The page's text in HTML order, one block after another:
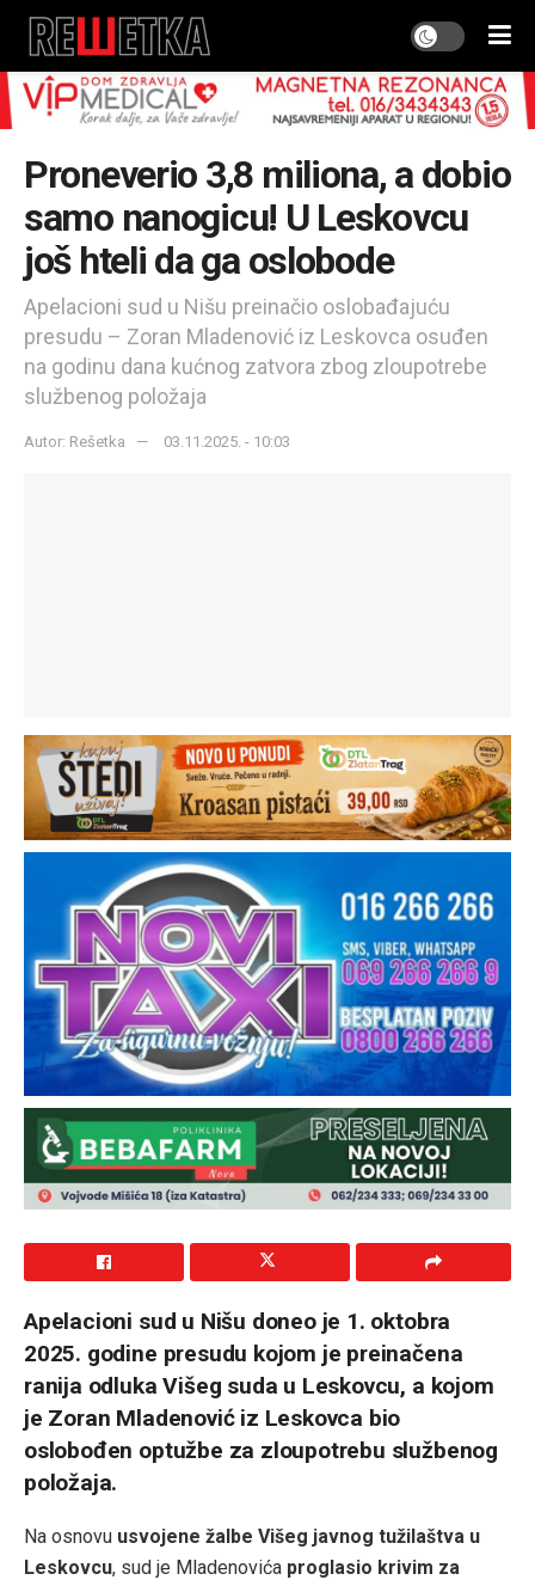
Proneverio 3,8 miliona, a dobio
samo nanogicu! U Leskovcu
još hteli da ga oslobode
Apelacioni sud u Nišu preinačio oslobađajuću
presudu – Zoran Mladenović iz Leskovca osuđen
na godinu dana kućnog zatvora zbog zloupotrebe
službenog položaja
Autor: Rešetka 03.11.2025. - 10:03
Apelacioni sud u Nišu doneo je 1. oktobra
2025. godine presudu kojom je preinačena
ranija odluka Višeg suda u Leskovcu, a kojom
je Zoran Mladenović iz Leskovca bio
oslobođen optužbe za zloupotrebu službenog
položaja.
Na osnovu usvojene žalbe Višeg javnog tužilaštva u
Leskovcu, sud je Mladenovića proglasio krivim za